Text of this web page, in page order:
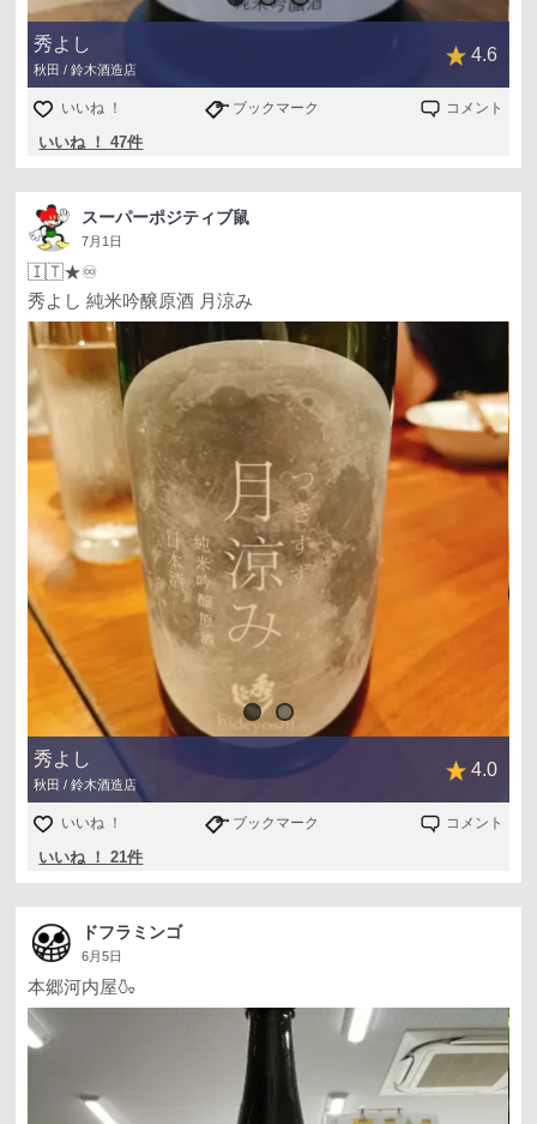
秀よし
秋田 / 鈴木酒造店
4.6
いいね ！ ブックマーク コメント
いいね ！ 47件
スーパーポジティブ鼠
7月1日
🇮🇹★♾
秀よし 純米吟醸原酒 月涼み
秀よし
秋田 / 鈴木酒造店
4.0
いいね ！ ブックマーク コメント
いいね ！ 21件
ドフラミンゴ
6月5日
本郷河内屋🍶